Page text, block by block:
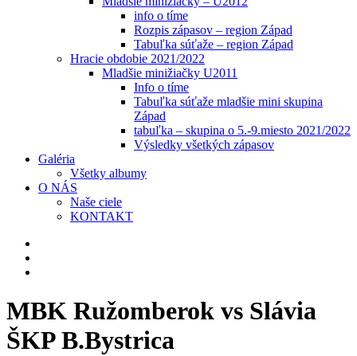
info o tíme
Rozpis zápasov – region Západ
Tabuľka súťaže – region Západ
Hracie obdobie 2021/2022
Mladšie minižiačky U2011
Info o tíme
Tabuľka súťaže mladšie mini skupina
Západ
tabuľka – skupina o 5.-9.miesto 2021/2022
Výsledky všetkých zápasov
Galéria
Všetky albumy
O NÁS
Naše ciele
KONTAKT
MBK Ružomberok vs Slávia
ŠKP B.Bystrica